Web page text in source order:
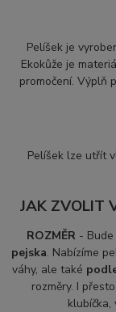
Pelíšek je
Ekokůže je
promočení. Výplň
Pelíšek lze utřít
JAK ZVOLIT
ROZMĚR -
pejska. Nabízíme
váhy, ale také
rozměry. I
klubíčka,